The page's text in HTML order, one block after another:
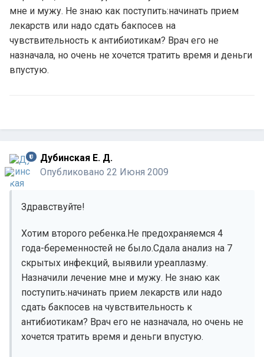
мне и мужу. Не знаю как поступить:начинать прием
лекарств или надо сдать бакпосев на
чувствительность к антибиотикам? Врач его не
назначала, но очень не хочется тратить время и деньги
впустую.
Дубинская Е. Д.
Опубликовано 22 Июня 2009
Здравствуйте!
Хотим второго ребенка.Не предохраняемся 4
года-беременностей не было.Сдала анализ на 7
скрытых инфекций, выявили уреаплазму.
Назначили лечение мне и мужу. Не знаю как
поступить:начинать прием лекарств или надо
сдать бакпосев на чувствительность к
антибиотикам? Врач его не назначала, но очень не
хочется тратить время и деньги впустую.